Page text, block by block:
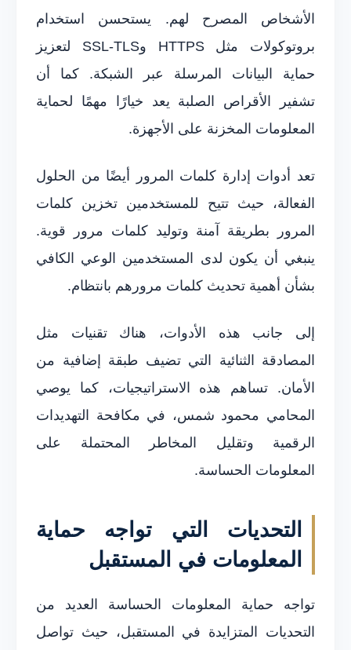
الأشخاص المصرح لهم. يستحسن استخدام
بروتوكولات مثل HTTPS وSSL-TLS لتعزيز
حماية البيانات المرسلة عبر الشبكة. كما أن
تشفير الأقراص الصلبة يعد خيارًا مهمًا لحماية
المعلومات المخزنة على الأجهزة.
تعد أدوات إدارة كلمات المرور أيضًا من الحلول
الفعالة، حيث تتيح للمستخدمين تخزين كلمات
المرور بطريقة آمنة وتوليد كلمات مرور قوية.
ينبغي أن يكون لدى المستخدمين الوعي الكافي
بشأن أهمية تحديث كلمات مرورهم بانتظام.
إلى جانب هذه الأدوات، هناك تقنيات مثل
المصادقة الثنائية التي تضيف طبقة إضافية من
الأمان. تساهم هذه الاستراتيجيات، كما يوصي
المحامي محمود شمس، في مكافحة التهديدات
الرقمية وتقليل المخاطر المحتملة على
المعلومات الحساسة.
التحديات التي تواجه حماية
المعلومات في المستقبل
تواجه حماية المعلومات الحساسة العديد من
التحديات المتزايدة في المستقبل، حيث تواصل